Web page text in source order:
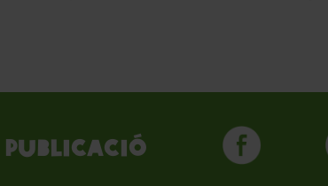
publicació